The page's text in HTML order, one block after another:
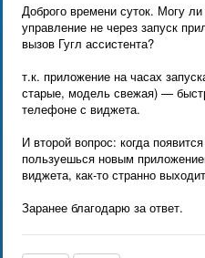
Доброго времени суток. Могу
управление не через запуск
вызов Гугл ассистента?
т.к. приложение на часах
старые, модель свежая) —
телефоне с виджета.
И второй вопрос: когда
пользуешься новым
виджета, как-то странно
Заранее благодарю за ответ.